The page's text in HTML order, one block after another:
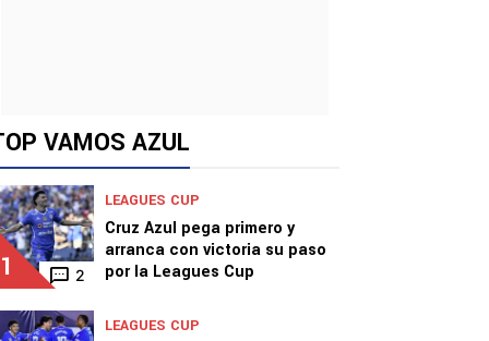
VAMOS AZUL
1 2
LEAGUES CUP
Cruz Azul pega primero y
arranca con victoria su paso
por la Leagues Cup
LEAGUES CUP